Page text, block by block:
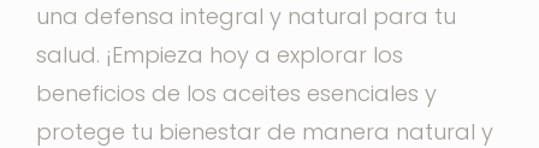
una defensa integral y natural para tu
salud. ¡Empieza hoy a explorar los
beneficios de los aceites esenciales y
protege tu bienestar de manera natural y